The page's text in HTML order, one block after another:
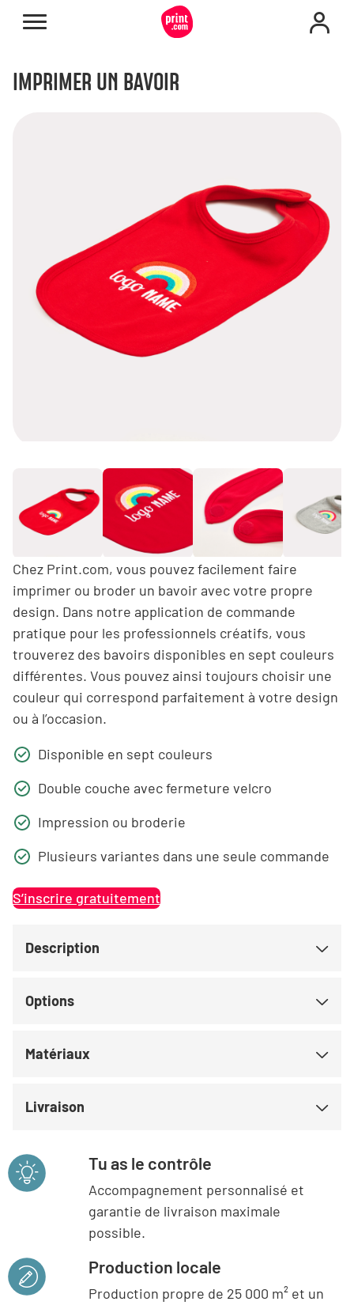
IMPRIMER UN BAVOIR
Chez Print.com, vous pouvez facilement faire
imprimer ou broder un bavoir avec votre propre
design. Dans notre application de commande
pratique pour les professionnels créatifs, vous
trouverez des bavoirs disponibles en sept couleurs
différentes. Vous pouvez ainsi toujours choisir une
couleur qui correspond parfaitement à votre design
ou à l’occasion.
Disponible en sept couleurs
Double couche avec fermeture velcro
Impression ou broderie
Plusieurs variantes dans une seule commande
S’inscrire gratuitement
Description
Options
Matériaux
Livraison
Tu as le contrôle
Accompagnement personnalisé et
garantie de livraison maximale
possible.
Production locale
Production propre de 25 000 m² et un